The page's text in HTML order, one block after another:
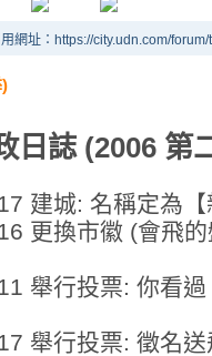
用網址：https://city.udn.com/
日誌 (2006 第
建城: 名稱定為
更換市徽 (會飛
舉行投票: 你看
舉行投票: 徵名